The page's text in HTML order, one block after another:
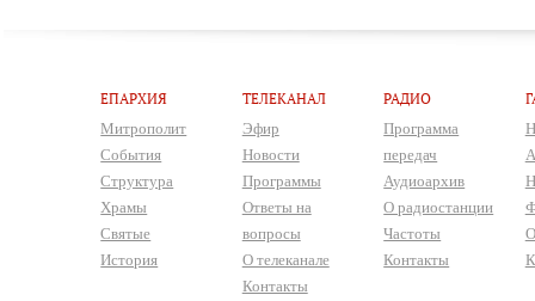
ЕПАРХИЯ
Митрополит
События
Структура
Храмы
Святые
История
ТЕЛЕКАНАЛ
Эфир
Новости
Программы
Ответы на
вопросы
О телеканале
Контакты
РАДИО
Программа
передач
Аудиоархив
О радиостанции
Частоты
Контакты